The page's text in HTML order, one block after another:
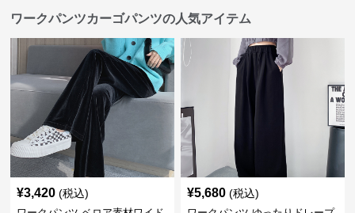
ワークパンツカーゴパンツの人気アイテム
¥3,420 (税込) ¥5,680 (税込)